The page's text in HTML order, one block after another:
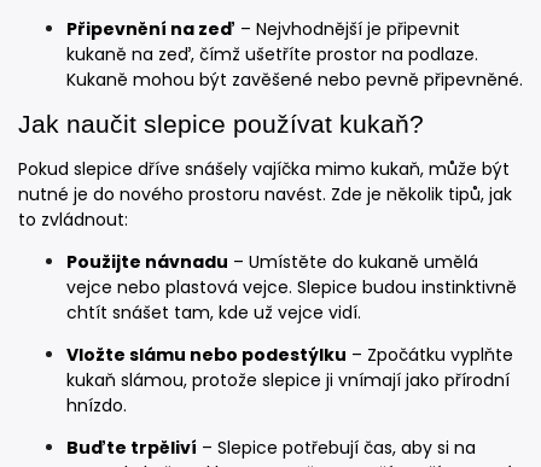
Připevnění na zeď – Nejvhodnější je připevnit
kukaně na zeď, čímž ušetříte prostor na podlaze.
Kukaně mohou být zavěšené nebo pevně připevněné.
Jak naučit slepice používat kukaň?
Pokud slepice dříve snášely vajíčka mimo kukaň, může být
nutné je do nového prostoru navést. Zde je několik tipů, jak
to zvládnout:
Použijte návnadu – Umístěte do kukaně umělá
vejce nebo plastová vejce. Slepice budou instinktivně
chtít snášet tam, kde už vejce vidí.
Vložte slámu nebo podestýlku – Zpočátku vyplňte
kukaň slámou, protože slepice ji vnímají jako přírodní
hnízdo.
Buďte trpěliví – Slepice potřebují čas, aby si na